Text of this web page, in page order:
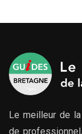
Le meilleur de
de